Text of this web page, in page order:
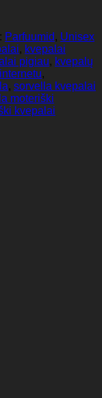
Parfuumid , Unisex
, kvepalai
pigiau, kvepalų
,
, sorvella kvepalai
moteriški
kvepalai